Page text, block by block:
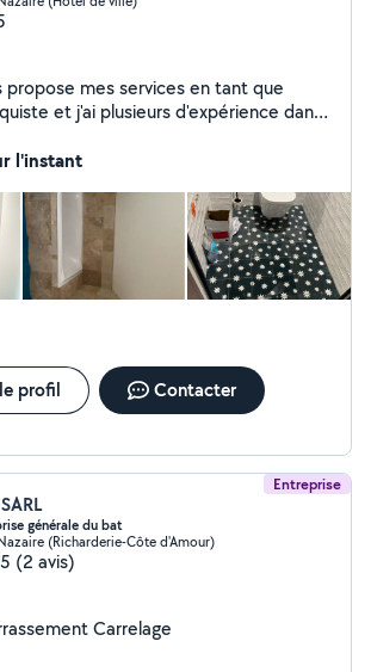
propose mes services en tant que
et j'ai plusieurs d'expérience dans
l'instant
profil Contacter
Entreprise
générale du bat
(Richarderie-Côte d'Amour)
(2 avis)
Maçonnerie Terrassement Carrelage